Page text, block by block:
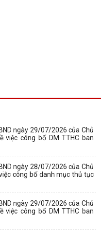
ngày 29/07/2026 của Chủ
việc công bố DM TTHC ban
ngày 28/07/2026 của Chủ
công bố danh mục thủ tục
ngày 29/07/2026 của Chủ
việc công bố DM TTHC ban